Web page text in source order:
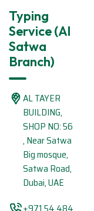
Typing
Service (Al
Satwa
Branch)
AL TAYER
BUILDING,
SHOP NO: 56
, Near Satwa
Big mosque,
Satwa Road,
Dubai, UAE